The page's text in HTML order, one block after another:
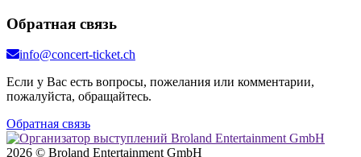
Обратная связь
info@concert-ticket.ch
Если у Вас есть вопросы, пожелания или комментарии,
пожалуйста, обращайтесь.
Обратная связь
2026 © Broland Entertainment GmbH